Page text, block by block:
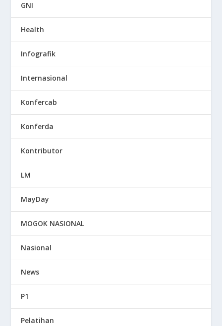
GNI
Health
Infografik
Internasional
Konfercab
Konferda
Kontributor
LM
MayDay
MOGOK NASIONAL
Nasional
News
P1
Pelatihan